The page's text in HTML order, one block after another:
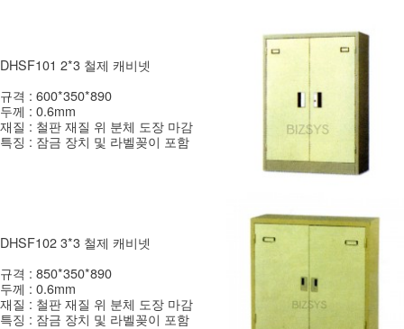
DHSF101 2*3 철제 캐비넷
규격 : 600*350*890
두께 : 0.6mm
재질 : 철판 재질 위 분체 도장 마감
특징 : 잠금 장치 및 라벨꽂이 포함
DHSF102 3*3 철제 캐비넷
규격 : 850*350*890
두께 : 0.6mm
재질 : 철판 재질 위 분체 도장 마감
특징 : 잠금 장치 및 라벨꽂이 포함